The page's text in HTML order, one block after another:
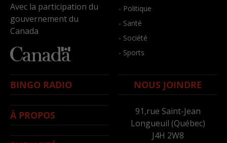
Avec la participation du
gouvernement du
Canada
- Politique
- Santé
- Société
- Sports
BINGO RADIO
À PROPOS
NOUS JOINDRE
91,rue Saint-Jean
Longueuil (Québec)
J4H 2W8